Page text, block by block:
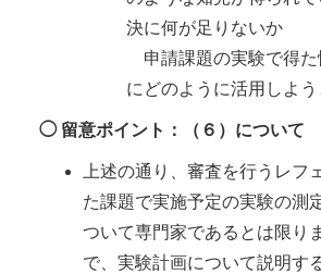
決に何が足りないか
申請課題の実験で得た
にどのように活用しよ
◯ 留意ポイント：（６）について
上述の通り、審査を行うレフ
た課題で実施予定の実験の測
ついて専門家であるとは限り
で、実験計画について説明す